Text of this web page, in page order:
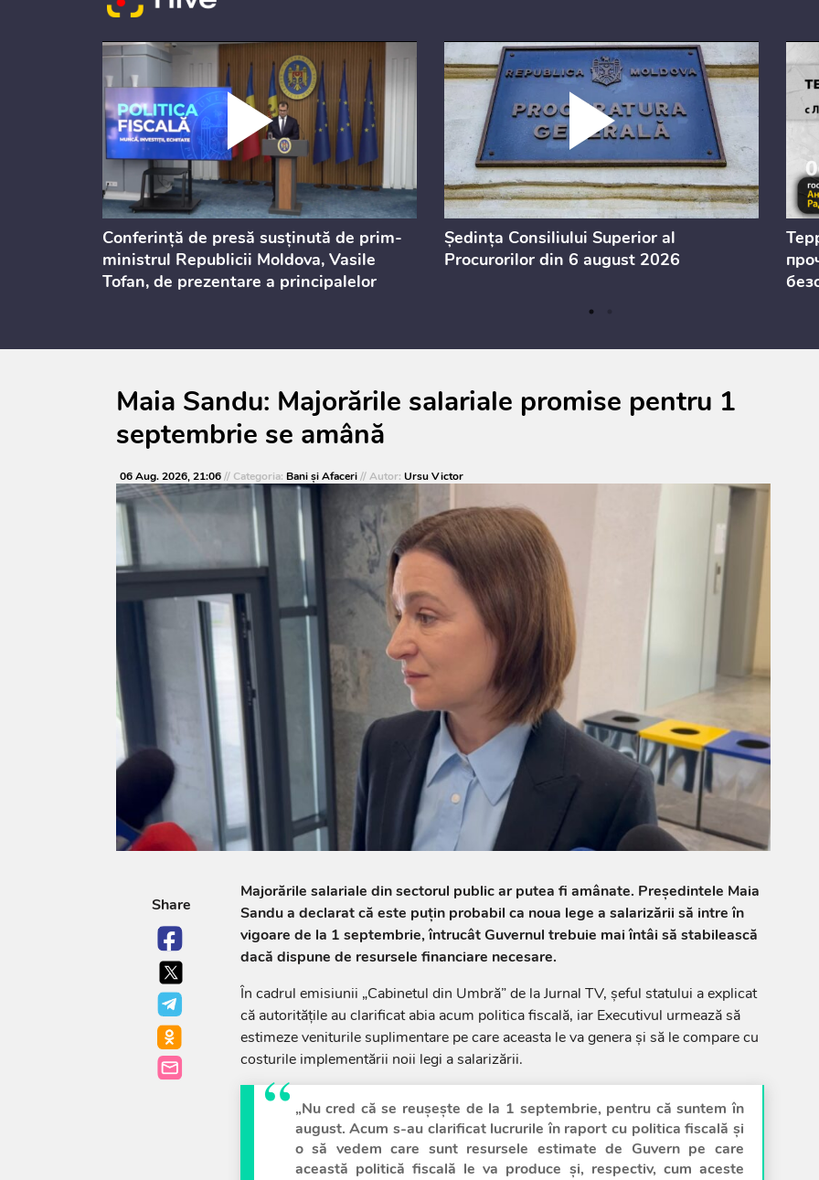
Conferință de presă susținută de prim-
ministrul Republicii Moldova, Vasile
Tofan, de prezentare a principalelor
consultărilor publice
Ședința Consiliului Superior al
Procurorilor din 6 august 2026
Maia Sandu: Majorările salariale promise pentru 1
septembrie se amână
06 Aug. 2026, 21:06// Categoria: Bani și Afaceri// Autor: Ursu Victor
Share
Majorările salariale din sectorul public ar putea fi amânate. Președintele Maia
Sandu a declarat că este puțin probabil ca noua lege a salarizării să intre în
vigoare de la 1 septembrie, întrucât Guvernul trebuie mai întâi să stabilească
dacă dispune de resursele financiare necesare.
În cadrul emisiunii „Cabinetul din Umbră” de la Jurnal TV, șeful statului a explicat
că autoritățile au clarificat abia acum politica fiscală, iar Executivul urmează să
estimeze veniturile suplimentare pe care aceasta le va genera și să le compare cu
costurile implementării noii legi a salarizării.
„Nu cred că se reușește de la 1 septembrie, pentru că suntem în
august. Acum s-au clarificat lucrurile în raport cu politica fiscală și
o să vedem care sunt resursele estimate de Guvern pe care
această politică fiscală le va produce și, respectiv, cum aceste